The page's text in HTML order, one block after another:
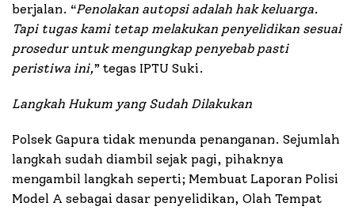
berjalan. “Penolakan autopsi adalah hak keluarga.
Tapi tugas kami tetap melakukan penyelidikan sesuai
prosedur untuk mengungkap penyebab pasti
peristiwa ini,” tegas IPTU Suki.
Langkah Hukum yang Sudah Dilakukan
Polsek Gapura tidak menunda penanganan. Sejumlah
langkah sudah diambil sejak pagi, pihaknya
mengambil langkah seperti; Membuat Laporan Polisi
Model A sebagai dasar penyelidikan, Olah Tempat